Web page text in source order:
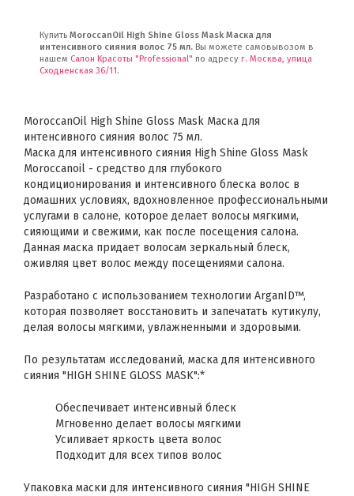
Купить MoroccanOil High Shine Gloss Mask Маска для
интенсивного сияния волос 75 мл. Вы можете самовывозом в
нашем Салон Красоты "Professional" по адресу г. Москва, улица
Сходненская 36/11.
MoroccanOil High Shine Gloss Mask Маска для
интенсивного сияния волос 75 мл.
Маска для интенсивного сияния High Shine Gloss Mask
Moroccanoil - средство для глубокого
кондиционирования и интенсивного блеска волос в
домашних условиях, вдохновленное профессиональными
услугами в салоне, которое делает волосы мягкими,
сияющими и свежими, как после посещения салона.
Данная маска придает волосам зеркальный блеск,
оживляя цвет волос между посещениями салона.
Разработано с использованием технологии ArganID™,
которая позволяет восстановить и запечатать кутикулу,
делая волосы мягкими, увлажненными и здоровыми.
По результатам исследований, маска для интенсивного
сияния "HIGH SHINE GLOSS MASK":*
Обеспечивает интенсивный блеск
Мгновенно делает волосы мягкими
Усиливает яркость цвета волос
Подходит для всех типов волос
Упаковка маски для интенсивного сияния "HIGH SHINE